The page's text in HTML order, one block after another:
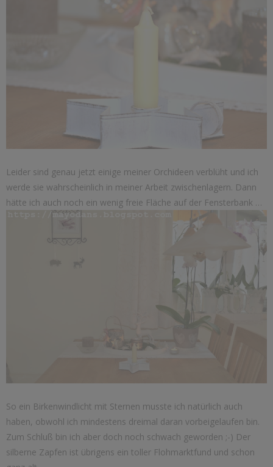
Leider sind genau jetzt einige meiner Orchideen verblüht und ich
werde sie wahrscheinlich in meiner Arbeit zwischenlagern. Dann
hätte ich auch noch ein wenig freie Fläche auf der Fensterbank …
So ein Birkenwindlicht mit Sternen musste ich natürlich auch
haben, obwohl ich mindestens dreimal daran vorbeigelaufen bin.
Zum Schluß bin ich aber doch noch schwach geworden ;-) Der
silberne Zapfen ist übrigens ein toller Flohmarktfund und schon